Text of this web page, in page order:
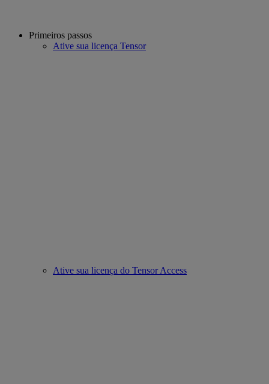
Primeiros passos
Ative sua licença Tensor
Ative sua licença do Tensor Access